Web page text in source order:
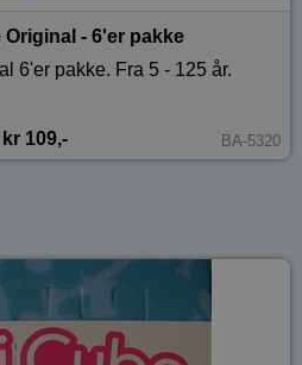
Original - 6'er pakke
6'er pakke. Fra 5 - 125 år.
kr 109,- BA-5320